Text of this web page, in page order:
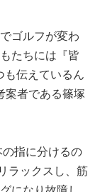
ゴルフが変わ
たちには『皆
も伝えているん
案者である篠塚
の指に分けるの
ラックスし、筋